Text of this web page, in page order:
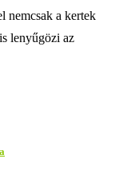
nemcsak a kertek
lenyűgözi az